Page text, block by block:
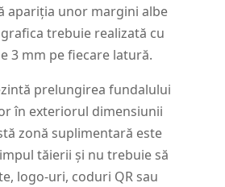
apariția unor margini albe
trebuie realizată cu
3 mm pe fiecare latură.
prelungirea fundalului
în exteriorul dimensiunii
zonă suplimentară este
tăierii și nu trebuie să
logo-uri, coduri QR sau